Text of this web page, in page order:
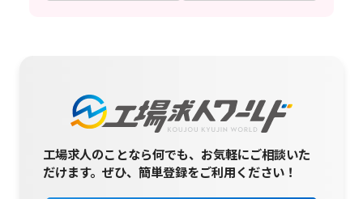
工場求人のことなら何でも、お気軽にご相談いた
だけます。ぜひ、簡単登録をご利用ください！